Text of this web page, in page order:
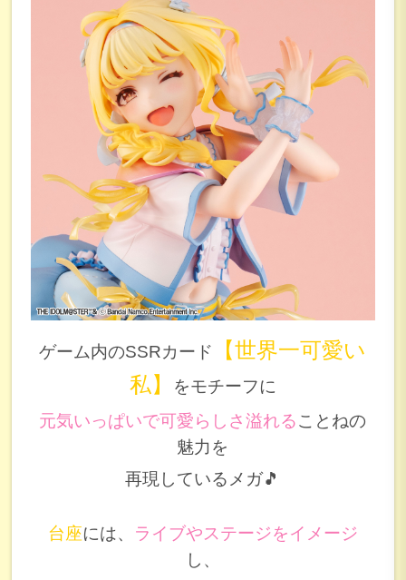
ゲーム内のSSRカード
【世界一可愛い
私】
をモチーフに
元気いっぱいで可愛らしさ溢れることねの
魅力を
再現しているメガ🎵
台座には、 ライブやステージをイメージ
し、